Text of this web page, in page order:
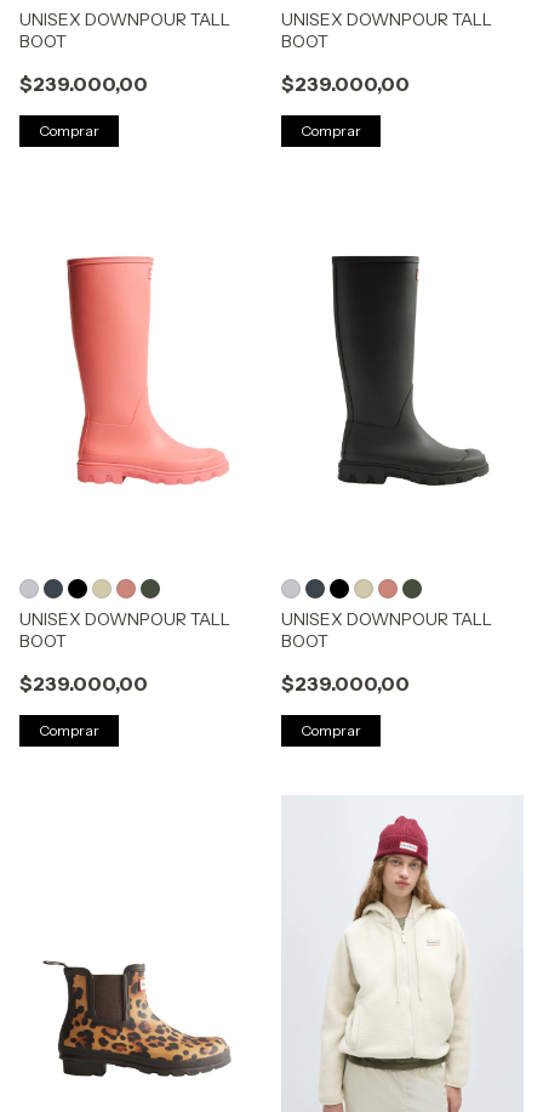
UNISEX DOWNPOUR TALL
BOOT
$239.000,00
Comprar
UNISEX DOWNPOUR TALL
BOOT
$239.000,00
Comprar
UNISEX DOWNPOUR TALL
BOOT
$239.000,00
Comprar
UNISEX DOWNPOUR TALL
BOOT
$239.000,00
Comprar